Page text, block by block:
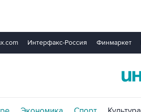
Интерфакс-Россия Финмаркет